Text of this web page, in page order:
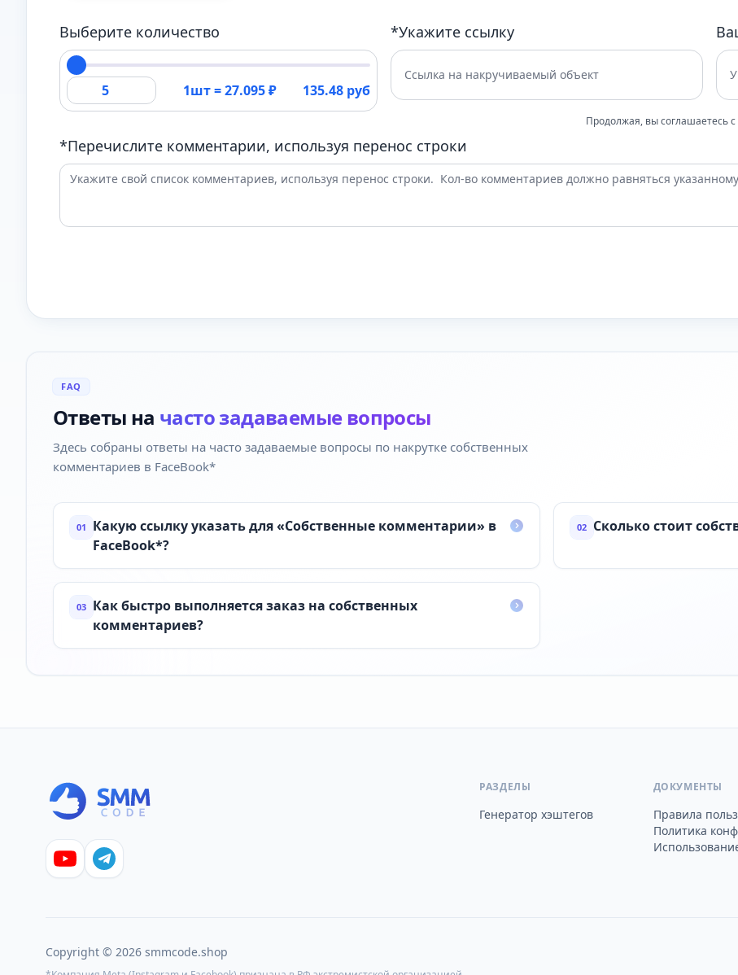
Выберите количество
1шт =27.095₽ 135.48 руб
*Укажите ссылку
Продолжая, вы соглашаетесь с
*Перечислите комментарии, используя перенос строки
FAQ
Ответы на часто задаваемые вопросы
Здесь собраны ответы на часто задаваемые вопросы по накрутке собственных
комментариев в FaceBook*
01
Какую ссылку указать для «Собственные комментарии» в
FaceBook*?
02 Сколько стоит
03 Как быстро выполняется заказ на собственных
комментариев?
РАЗДЕЛЫ
Генератор хэштегов
ДОКУМЕНТЫ
Правила
Политика
Copyright © 2026 smmcode.shop